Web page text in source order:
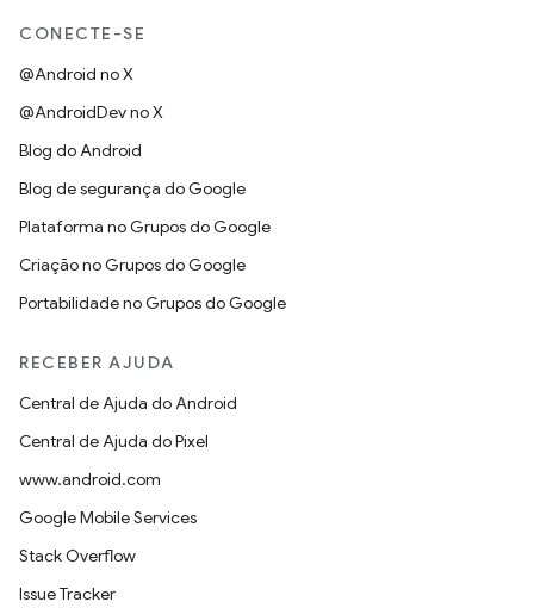
CONECTE-SE
@Android no X
@AndroidDev no X
Blog do Android
Blog de segurança do Google
Plataforma no Grupos do Google
Criação no Grupos do Google
Portabilidade no Grupos do Google
RECEBER AJUDA
Central de Ajuda do Android
Central de Ajuda do Pixel
www.android.com
Google Mobile Services
Stack Overflow
Issue Tracker